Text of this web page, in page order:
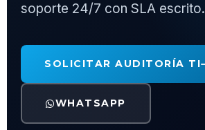
soporte 24/7 con SLA escrito.
SOLICITAR AUDITORÍA TI
WHATSAPP